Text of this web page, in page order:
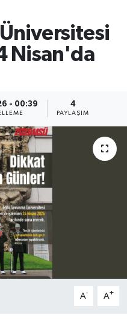
Nisan'da
- 00:39 4
PAYLAŞIM
A- A+